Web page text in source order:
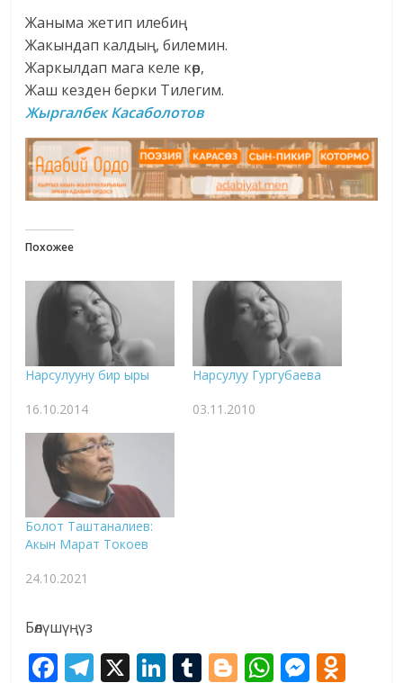
Жаныма жетип илебиң
Жакындап калдың, билемин.
Жаркылдап мага келе көр,
Жаш кезден берки Тилегим.
ЖыргалбекКасаболотов
Похожее
Нарсулууну бир ыры
16.10.2014
Нарсулуу Гургубаева
03.11.2010
Болот Таштаналиев:
Акын Марат Токоев
24.10.2021
Бөлүшүңүз
F T X Li T Bl W M